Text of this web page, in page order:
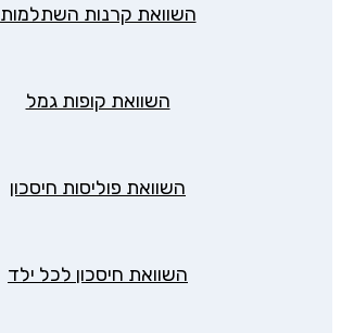
השוואת קרנות השתלמות
השוואת קופות גמל
השוואת פוליסות חיסכון
השוואת חיסכון לכל ילד